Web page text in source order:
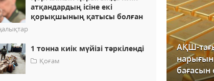
атқандардың ісіне екі
қорықшының қатысы болған
1 тонна киік мүйізі тәркіленді
Қоғам
АҚШ-
бағасын